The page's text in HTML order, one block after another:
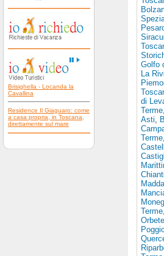
Brisighella - Locanda la
Cavallina
Residence Il Giaguaro: come
a casa propria, in Toscana,
direttamente sul mare
Golfo
La
di
Terme,
Asti,
Terme,
Chianti
Terme,